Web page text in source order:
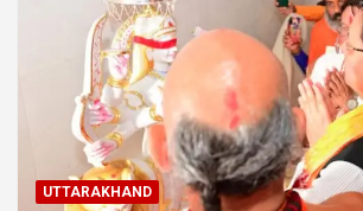
UTTARAKHAND